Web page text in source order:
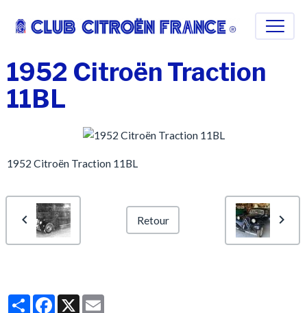
1952 Citroën Traction
11BL
1952 Citroën Traction 11BL
Retour
PartagerFacebook
X